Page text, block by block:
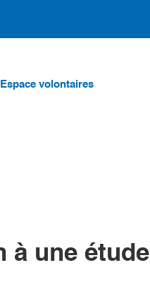
Espace volontaires
à une étude